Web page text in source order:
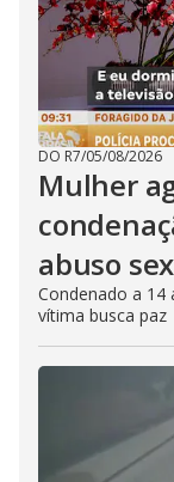
DO R7/05/08/2026
Mulher
abuso
Condenado a 14
vítima busca paz